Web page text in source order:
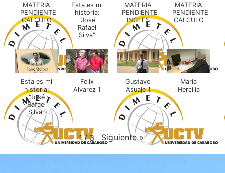
MATERIA
PENDIENTE
CALCULO
Esta es mi
historia:
"José
Rafael
Silva"
MATERIA
PENDIENTE
INGLES
MATERIA
PENDIENTE
CALCULO
Esta es mi
historia:
"José
Rafael
Silva"
Felix
Alvarez 1
Gustavo
Asuaje 1
Maria
Hercilia
1 / 3 Siguiente »